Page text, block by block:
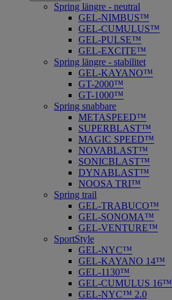
Spring längre - neutral
​GEL-NIMBUS™
GEL-CUMULUS™
GEL-PULSE™
GEL-EXCITE™
Spring längre - stabilitet
GEL-KAYANO™
GT-2000™
GT-1000™
Spring snabbare
METASPEED™
SUPERBLAST™
MAGIC SPEED™
NOVABLAST™
SONICBLAST™
DYNABLAST™
NOOSA TRI™
Spring trail
GEL-TRABUCO™
GEL-SONOMA™
GEL-VENTURE™
SportStyle
GEL-NYC™
GEL-KAYANO 14™
GEL-1130™
GEL-CUMULUS 16™
GEL-NYC™ 2.0